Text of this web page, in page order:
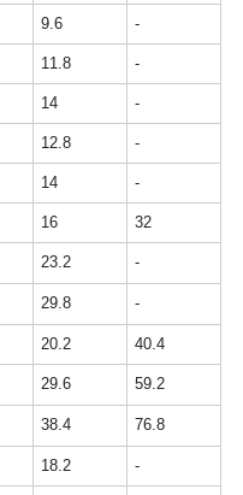
9.6 -
11.8 -
14 -
12.8 -
14 -
16 32
23.2 -
29.8 -
20.2 40.4
29.6 59.2
38.4 76.8
18.2 -